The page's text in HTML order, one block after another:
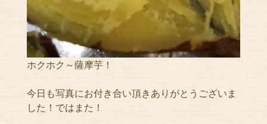
ホクホク～薩摩芋！
今日も写真にお付き合い頂きありがとうございま
した！ではまた！